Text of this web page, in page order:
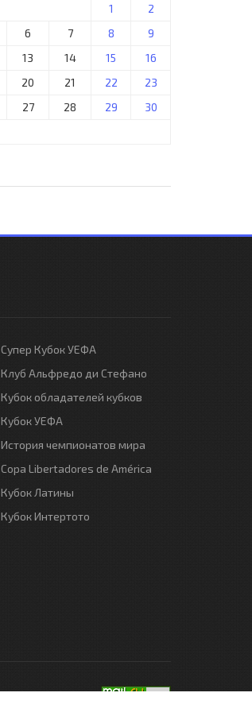
1
2
6 7 8
9
13 14 15
16
20 21 22
23
27 28 29
30
Супер Кубок УЕФА
Клуб Альфредо ди Стефано
Кубок обладателей кубков
Кубок УЕФА
История чемпионатов мира
Copa Libertadores de América
Кубок Латины
Кубок Интертото